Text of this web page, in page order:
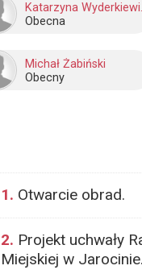
Obecna
Michał Żabiński
Obecny
1. Otwarcie obrad.
2. Projekt uchwały
Miejskiej w Jarocinie.